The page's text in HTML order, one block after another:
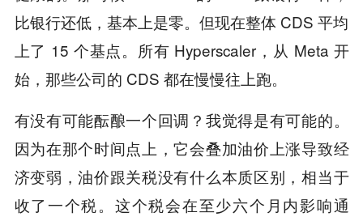
比银行还低，基本上是零。但现在整体 CDS 平均
上了 15 个基点。所有 Hyperscaler，从 Meta 开
始，那些公司的 CDS 都在慢慢往上跑。
有没有可能酝酿一个回调？我觉得是有可能的。
因为在那个时间点上，它会叠加油价上涨导致经
济变弱，油价跟关税没有什么本质区别，相当于
收了一个税。这个税会在至少六个月内影响通